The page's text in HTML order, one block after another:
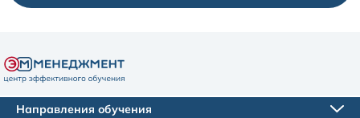
Направления обучения